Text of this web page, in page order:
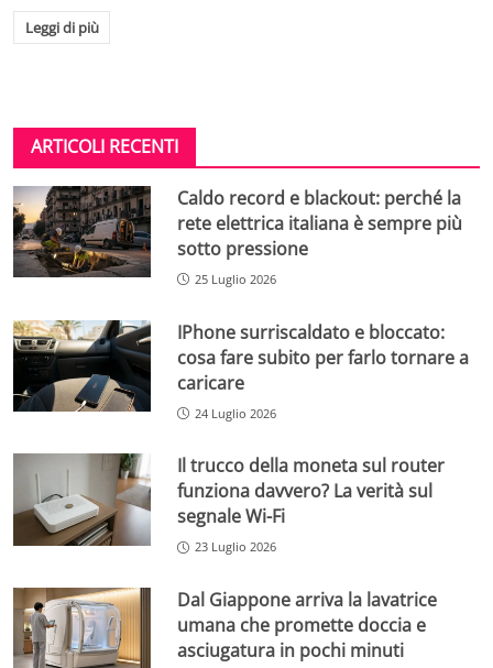
Leggi di più
ARTICOLI RECENTI
Caldo record e blackout: perché la
rete elettrica italiana è sempre più
sotto pressione
25 Luglio 2026
IPhone surriscaldato e bloccato:
cosa fare subito per farlo tornare a
caricare
24 Luglio 2026
Il trucco della moneta sul router
funziona davvero? La verità sul
segnale Wi-Fi
23 Luglio 2026
Dal Giappone arriva la lavatrice
umana che promette doccia e
asciugatura in pochi minuti